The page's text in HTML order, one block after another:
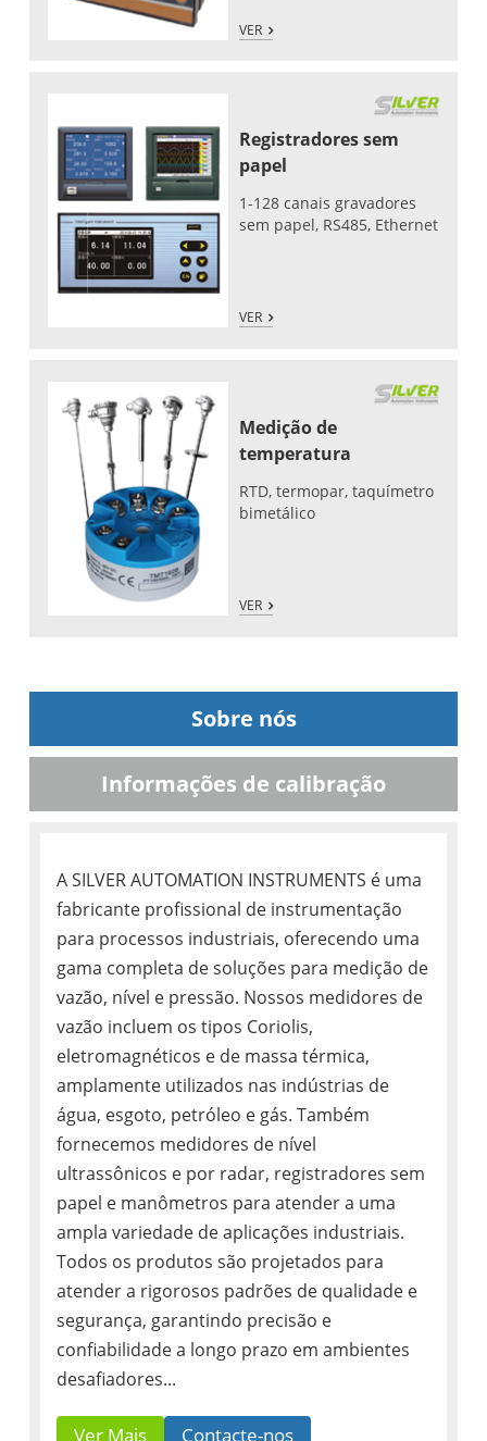
VER
Registradores sem
papel
1-128 canais gravadores
sem papel, RS485, Ethernet
VER
Medição de
temperatura
RTD, termopar, taquímetro
bimetálico
VER
Sobre nós
Informações de calibração
A SILVER AUTOMATION INSTRUMENTS é uma
fabricante profissional de instrumentação
para processos industriais, oferecendo uma
gama completa de soluções para medição de
vazão, nível e pressão. Nossos medidores de
vazão incluem os tipos Coriolis,
eletromagnéticos e de massa térmica,
amplamente utilizados nas indústrias de
água, esgoto, petróleo e gás. Também
fornecemos medidores de nível
ultrassônicos e por radar, registradores sem
papel e manômetros para atender a uma
ampla variedade de aplicações industriais.
Todos os produtos são projetados para
atender a rigorosos padrões de qualidade e
segurança, garantindo precisão e
confiabilidade a longo prazo em ambientes
desafiadores...
Ver Mais Contacte-nos